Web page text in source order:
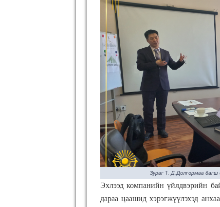
Зураг 1. Д.Долгормаа багш
Эхлээд компанийн үйлдвэрийн
дараа цаашид хэрэгжүүлэхэд